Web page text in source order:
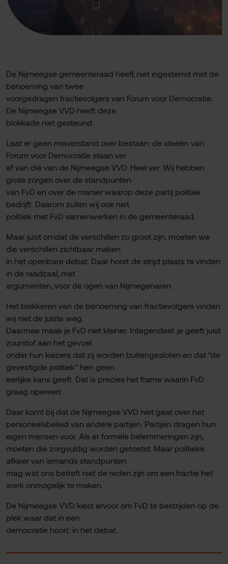
De Nijmeegse gemeenteraad heeft niet ingestemd met de
benoeming van twee
voorgedragen fractievolgers van Forum voor Democratie.
De Nijmeegse VVD heeft deze
blokkade niet gesteund.
Laat er geen misverstand over bestaan: de ideeën van
Forum voor Democratie staan ver
af van die van de Nijmeegse VVD. Heel ver. Wij hebben
grote zorgen over de standpunten
van FvD en over de manier waarop deze partij politiek
bedrijft. Daarom zullen wij ook niet
politiek met FvD samenwerken in de gemeenteraad.
Maar juist omdat de verschillen zo groot zijn, moeten we
die verschillen zichtbaar maken
in het openbare debat. Daar hoort de strijd plaats te vinden:
in de raadzaal, met
argumenten, voor de ogen van Nijmegenaren.
Het blokkeren van de benoeming van fractievolgers vinden
wij niet de juiste weg.
Daarmee maak je FvD niet kleiner. Integendeel: je geeft juist
zuurstof aan het gevoel
onder hun kiezers dat zij worden buitengesloten en dat “de
gevestigde politiek” hen geen
eerlijke kans geeft. Dat is precies het frame waarin FvD
graag opereert.
Daar komt bij dat de Nijmeegse VVD niet gaat over het
personeelsbeleid van andere partijen. Partijen dragen hun
eigen mensen voor. Als er formele belemmeringen zijn,
moeten die zorgvuldig worden getoetst. Maar politieke
afkeer van iemands standpunten
mag wat ons betreft niet de reden zijn om een fractie het
werk onmogelijk te maken.
De Nijmeegse VVD kiest ervoor om FvD te bestrijden op de
plek waar dat in een
democratie hoort: in het debat.